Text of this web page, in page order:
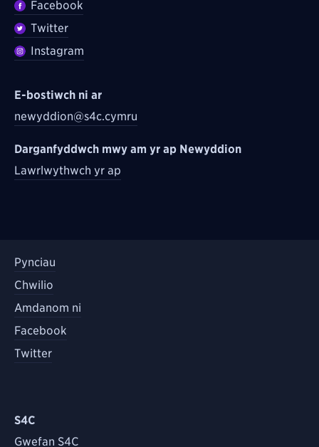
Facebook
Twitter
Instagram
E-bostiwch ni ar
newyddion@s4c.cymru
Darganfyddwch mwy am yr ap Newyddion
Lawrlwythwch yr ap
Pynciau
Chwilio
Amdanom ni
Facebook
Twitter
S4C
Gwefan S4C